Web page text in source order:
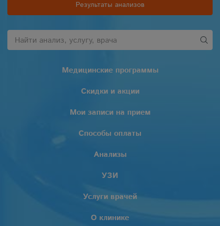
Результаты анализов
Медицинские программы
Скидки и акции
Мои записи на прием
Способы оплаты
Анализы
УЗИ
Услуги врачей
О клинике